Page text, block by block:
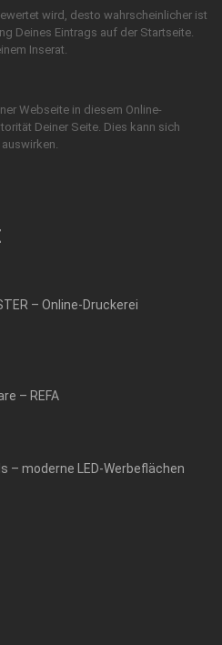
wird, desto wahrscheinlicher ist
Deines Eintrags auf der Startseite.
Inserat.
Webseite in diesem Online-
Deiner Seite. Dies kann sich
– Online-Druckerei
– REFA
– moderne LED-Werbeflächen